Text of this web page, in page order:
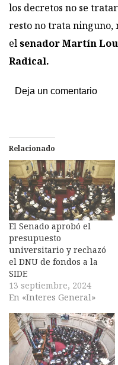
los decretos no se
resto no trata ninguno,
elsenador Martín
Radical.
Deja un comentario
Relacionado
El Senado aprobó el
presupuesto
universitario y rechazó
el DNU de fondos a la
SIDE
13 septiembre, 2024
En «Interes General»